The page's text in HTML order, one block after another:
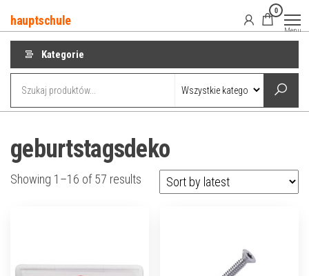
do
treści
hauptschule
0
Menu
Kategorie
geburtstagsdeko
Showing 1–16 of 57 results